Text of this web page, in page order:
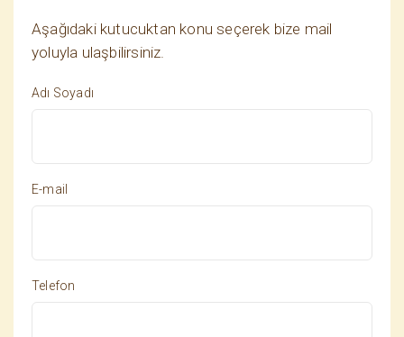
Aşağıdaki kutucuktan konu seçerek bize mail
yoluyla ulaşbilirsiniz.
Adı Soyadı
E-mail
Telefon